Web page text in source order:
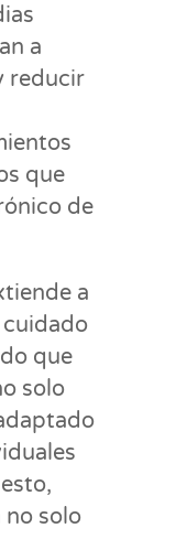
a
reducir
que
de
a
que
solo
no solo